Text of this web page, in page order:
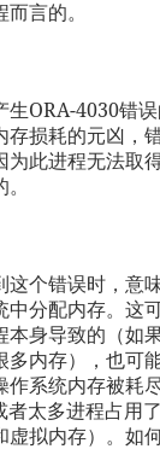
言的。
生ORA-4030错
存损耗的元凶，
为此进程无法取
这个错误时，意
中分配内存。这
本身导致的（如
多内存），也可
作系统内存被耗
者太多进程占用
虚拟内存）。如